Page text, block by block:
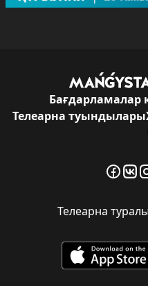
Бағдарламалар
Телеарна туындылары
Телеарна туралы